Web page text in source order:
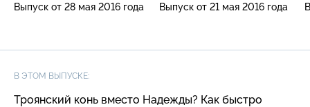
Выпуск от 28 мая 2016 года Выпуск от 21 мая 2016 года
В ЭТОМ ВЫПУСКЕ:
Троянский конь вместо Надежды? Как быстро